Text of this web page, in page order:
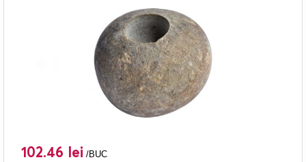
102.46 lei /BUC